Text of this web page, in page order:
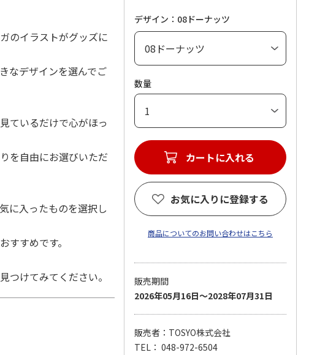
のイラストがグッズに
なデザインを選んでご
ているだけで心がほっ
を自由にお選びいただ
に入ったものを選択し
すすめです。
つけてみてください。
デザイン：08ドーナッツ
数量
お気に入りに登録する
商品についてのお問い合わせはこちら
販売期間
2026年05月16日～2028年07月31日
販売者：TOSYO株式会社
TEL： 048-972-6504